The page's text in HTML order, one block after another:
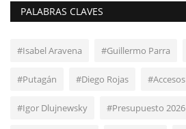
PALABRAS CLAVES
#Isabel Aravena #Guillermo Parra
#Putagán #Diego Rojas #Accesos
#Igor Dlujnewsky #Presupuesto 2026